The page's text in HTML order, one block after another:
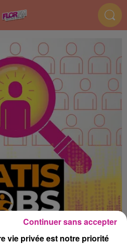
vie privée est notre priorité
Continuer sans accepter